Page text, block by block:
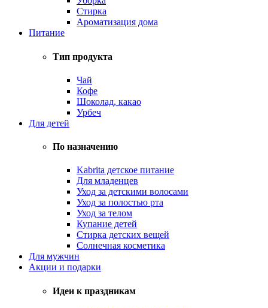
Стирка
Ароматизация дома
Питание
Тип продукта
Чай
Кофе
Шоколад, какао
Урбеч
Для детей
По назначению
Kabrita детское питание
Для младенцев
Уход за детскими волосами
Уход за полостью рта
Уход за телом
Купание детей
Стирка детских вещей
Солнечная косметика
Для мужчин
Акции и подарки
Идеи к праздникам